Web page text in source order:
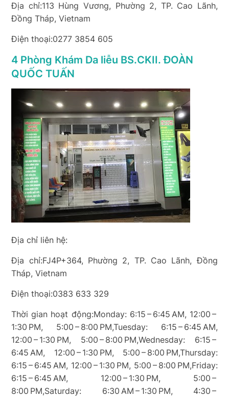
Địa chỉ:113 Hùng Vương, Phường 2, TP. Cao Lãnh,
Đồng Tháp, Vietnam
Điện thoại:0277 3854 605
4 Phòng Khám Da liễu BS.CKII. ĐOÀN
QUỐC TUẤN
Địa chỉ liên hệ:
Địa chỉ:FJ4P+364, Phường 2, TP. Cao Lãnh, Đồng
Tháp, Vietnam
Điện thoại:0383 633 329
Thời gian hoạt động:Monday: 6:15 – 6:45 AM, 12:00 –
1:30 PM, 5:00 – 8:00 PM,Tuesday: 6:15 – 6:45 AM,
12:00 – 1:30 PM, 5:00 – 8:00 PM,Wednesday: 6:15 –
6:45 AM, 12:00 – 1:30 PM, 5:00 – 8:00 PM,Thursday:
6:15 – 6:45 AM, 12:00 – 1:30 PM, 5:00 – 8:00 PM,Friday:
6:15 – 6:45 AM, 12:00 – 1:30 PM, 5:00 –
8:00 PM,Saturday: 6:30 AM – 1:30 PM, 4:30 –